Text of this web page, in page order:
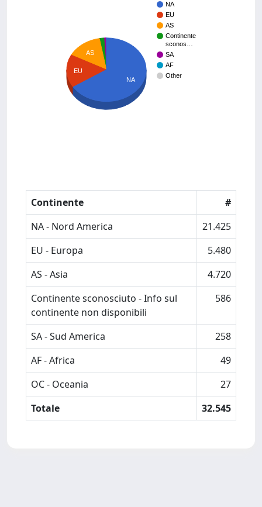
NA
EU
AS
Continente
sconos…
SA
AF
Other
AS
EU
NA
Continente
#
NA - Nord America
21.425
EU - Europa
5.480
AS - Asia
4.720
Continente sconosciuto - Info sul
continente non disponibili
586
SA - Sud America
258
AF - Africa
49
OC - Oceania
27
Totale
32.545